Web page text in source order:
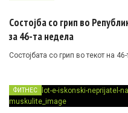
Состојба со грип во
за 46-та недела
Состојбата со грип во текот на
ФИТНЕС